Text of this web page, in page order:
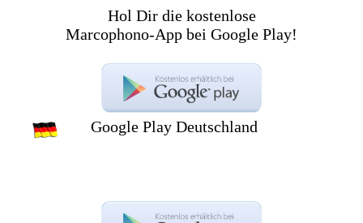
Hol Dir die kostenlose
Marcophono-App bei Google Play!
Google Play Deutschland